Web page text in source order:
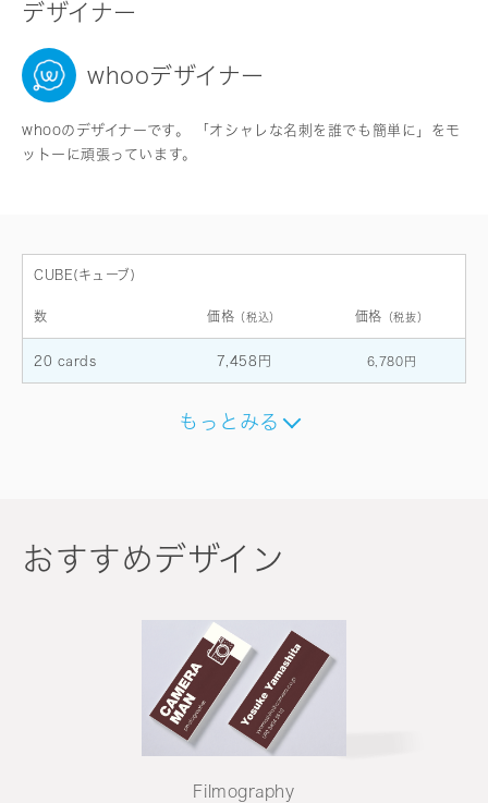
デザイナー
whooデザイナー
whooのデザイナーです。 「オシャレな名刺を誰でも簡単に」をモ
ットーに頑張っています。
CUBE(キューブ)
数 価格 （税込） 価格 （税抜）
20 cards 7,458円 6,780円
もっとみる
おすすめデザイン
Filmography